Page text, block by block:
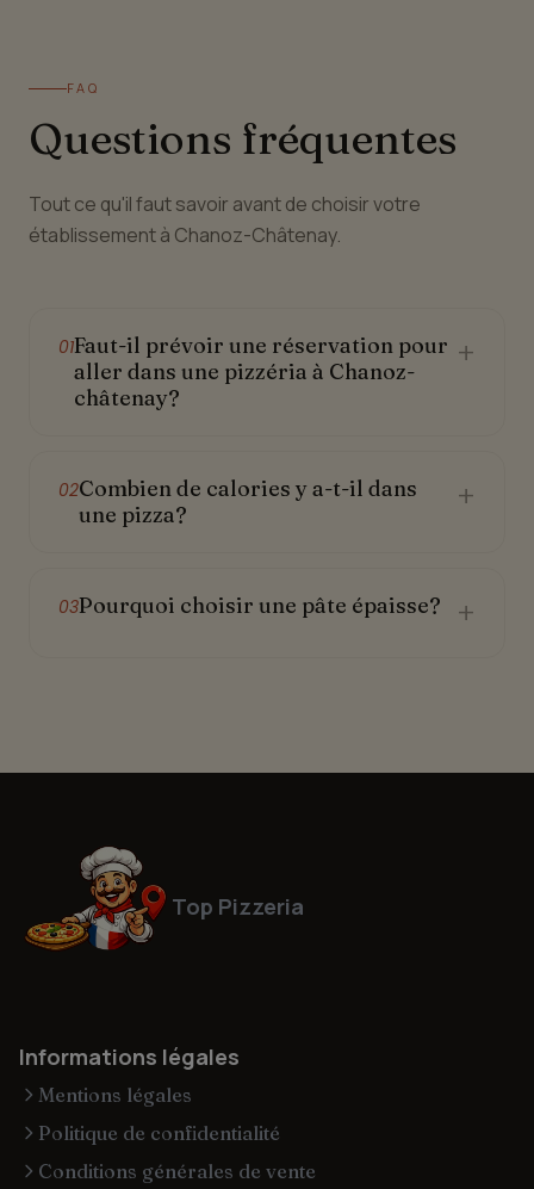
FAQ
Questions fréquentes
Tout ce qu'il faut savoir avant de choisir votre
établissement à Chanoz-Châtenay.
01Faut-il prévoir une réservation pour
aller dans une pizzéria à Chanoz-
châtenay?
+
02Combien de calories y a-t-il dans
une pizza?
+
03Pourquoi choisir une pâte épaisse? +
Top Pizzeria
Informations légales
Mentions légales
Politique de confidentialité
Conditions générales de vente